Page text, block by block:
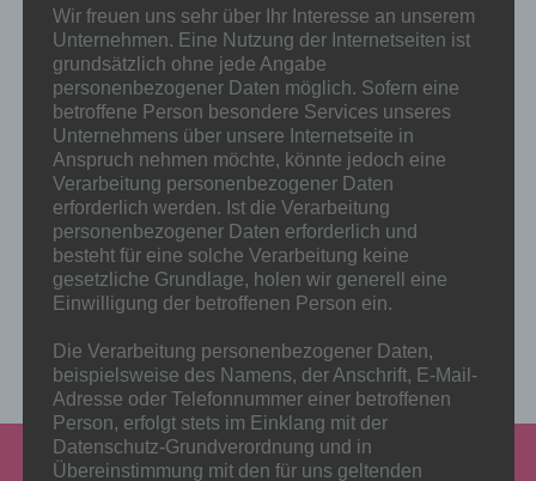
möglich
Die Startunterlagenausgabe und der Schalter für
Nachmeldungen ist vor Ort ausgeschildert und befindet
sich an derOstseite der Abelbauten(siehe Geländeplan)
Nachmeldungen vor Ort kosten3,- Euro Nachmeldegebühr
Bitte Ausdruck der Anmeldebestätigung (Einzelstarter)
bzw. Teamregistrierung (Teams) mitbringen
Namen vom Teamundvom Teamcaptain bereithalten
Einzelstarter können gerne auch ihren Personalausweis
anstelle der Anmeldebestätigung mitbringen
Wichtig:Teamunterlagen können nur gesammelt an den
Teamcaptain (oder dessen Vertreter) ausgegeben warden.
Eine Ausgabe einzelner Unterlagen an einzelne Mitläufer
Wir freuen uns sehr über Ihr Interesse an unserem
Unternehmen. Eine Nutzung der Internetseiten ist
grundsätzlich ohne jede Angabe
personenbezogener Daten möglich. Sofern eine
betroffene Person besondere Services unseres
Unternehmens über unsere Internetseite in
Anspruch nehmen möchte, könnte jedoch eine
Verarbeitung personenbezogener Daten
erforderlich werden. Ist die Verarbeitung
personenbezogener Daten erforderlich und
besteht für eine solche Verarbeitung keine
gesetzliche Grundlage, holen wir generell eine
Einwilligung der betroffenen Person ein.
Die Verarbeitung personenbezogener Daten,
beispielsweise des Namens, der Anschrift, E-Mail-
Adresse oder Telefonnummer einer betroffenen
Person, erfolgt stets im Einklang mit der
Datenschutz-Grundverordnung und in
Übereinstimmung mit den für uns geltenden